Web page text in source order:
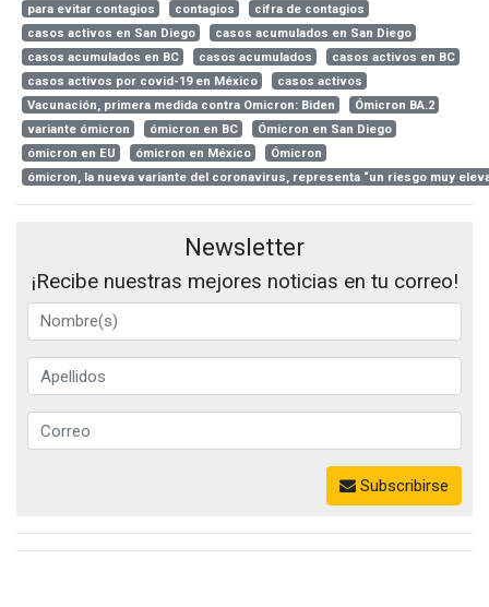
para evitar contagios
contagios
cifra de contagios
casos activos en San Diego
casos acumulados en San Diego
casos acumulados en BC
casos acumulados
casos activos en BC
casos activos por covid-19 en México
casos activos
Vacunación, primera medida contra Omicron: Biden
Ómicron BA.2
variante ómicron
ómicron en BC
Ómicron en San Diego
ómicron en EU
ómicron en México
Ómicron
ómicron, la nueva variante del coronavirus, representa “un riesgo muy
Newsletter
¡Recibe nuestras mejores noticias en tu correo!
Subscribirse